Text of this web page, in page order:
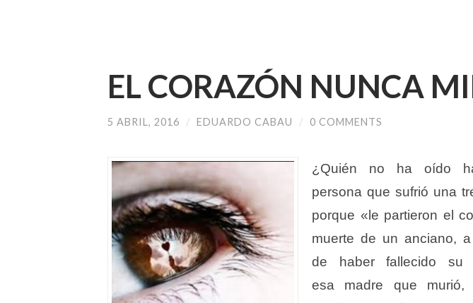
EL CORAZÓN NUNCA
5 ABRIL, 2016 / EDUARDO CABAU / 0 COMMENTS
¿Quién no ha oído
persona que sufrió una
porque «le partieron el
muerte de un anciano,
de haber fallecido su
esa madre que